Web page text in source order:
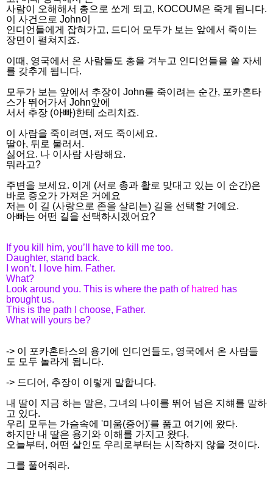
사람이 오해해서 총으로 쏘게 되고, KOCOUM은 죽게 됩니다.
이 사건으로 John이
인디언들에게 잡혀가고, 드디어 모두가 보는 앞에서 죽이는
장면이 펼쳐지죠.
이때, 영국에서 온 사람들도 총을 겨누고 인디언들을 쏠 자세
를 갖추게 됩니다.
모두가 보는 앞에서 추장이 John를 죽이려는 순간, 포카혼타
스가 뛰어가서 John앞에
서서 추장 (아빠)한테 소리치죠.
이 사람을 죽이려면, 저도 죽이세요.
딸아, 뒤로 물러서.
싫어요. 나 이사람 사랑해요.
뭐라고?
주변을 보세요. 이게 (서로 총과 활로 맞대고 있는 이 순간)은
바로 증오가 가져온 거에요
저는 이 길 (사랑으로 존을 살리는) 길을 선택할 거예요.
아빠는 어떤 길을 선택하시겠어요?
If you kill him, you’ll have to kill me too.
Daughter, stand back.
I won’t. I love him. Father.
What?
Look around you. This is where the path of hatred has
brought us.
This is the path I choose, Father.
What will yours be?
-> 이 포카혼타스의 용기에 인디언들도, 영국에서 온 사람들
도 모두 놀라게 됩니다.
-> 드디어, 추장이 이렇게 말합니다.
내 딸이 지금 하는 말은, 그녀의 나이를 뛰어 넘은 지햬를 말하
고 있다.
우리 모두는 가슴속에 '미움(증어)'를 품고 여기에 왔다.
하지만 내 딸은 용기와 이해를 가지고 왔다.
오늘부터, 어떤 살인도 우리로부터는 시작하지 않을 것이다.
그를 풀어줘라.